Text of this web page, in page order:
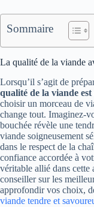
Sommaire
La qualité de la viande
Lorsqu’il s’agit de
qualité de la viande
choisir un morceau de
change tout. Imaginez-
bouchée révèle une
viande soigneusement
dans le respect de la
confiance accordée à
véritable allié dans cette
conseiller sur les
approfondir vos choix,
viande tendre et